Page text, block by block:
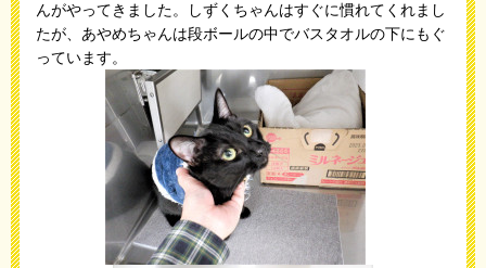
んがやってきました。しずくちゃんはすぐに慣れてくれまし
たが、あやめちゃんは段ボールの中でバスタオルの下にもぐ
っています。